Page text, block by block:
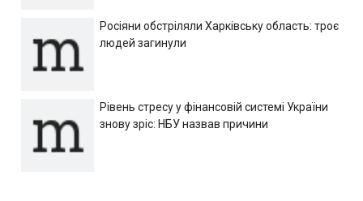
Росіяни обстріляли Харківську область: троє
людей загинули
Рівень стресу у фінансовій системі України
знову зріс: НБУ назвав причини